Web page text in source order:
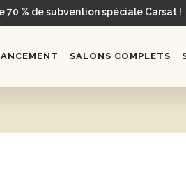
70 % de subvention spéciale Carsat !
SALONS COMPLETS